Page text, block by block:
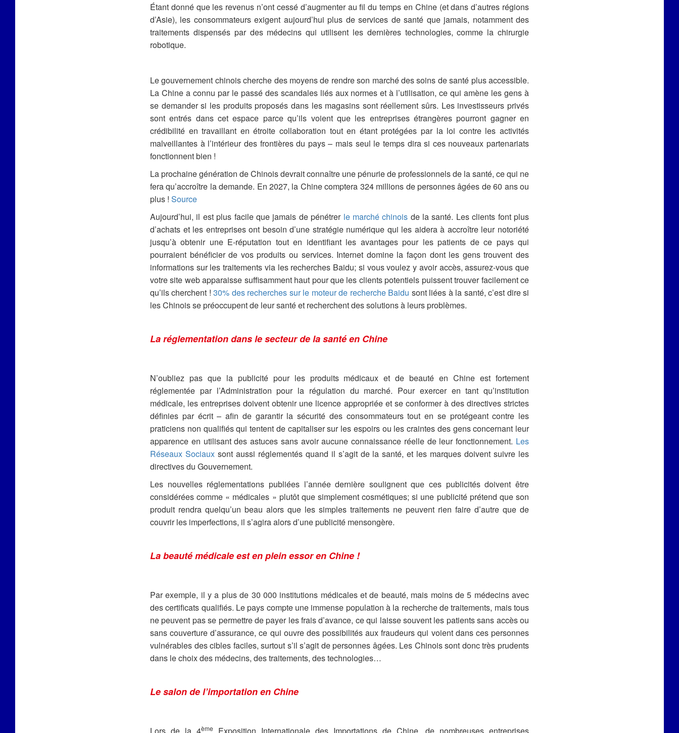
Étant donné que les revenus n’ont cessé d’augmenter au fil du temps en Chine (et dans d’autres régions
d’Asie), les consommateurs exigent aujourd’hui plus de services de santé que jamais, notamment des
traitements dispensés par des médecins qui utilisent les dernières technologies, comme la chirurgie
robotique.
Le gouvernement chinois cherche des moyens de rendre son marché des soins de santé plus accessible.
La Chine a connu par le passé des scandales liés aux normes et à l’utilisation, ce qui amène les gens à
se demander si les produits proposés dans les magasins sont réellement sûrs. Les investisseurs privés
sont entrés dans cet espace parce qu’ils voient que les entreprises étrangères pourront gagner en
crédibilité en travaillant en étroite collaboration tout en étant protégées par la loi contre les activités
malveillantes à l’intérieur des frontières du pays – mais seul le temps dira si ces nouveaux partenariats
fonctionnent bien !
La prochaine génération de Chinois devrait connaître une pénurie de professionnels de la santé, ce qui ne
fera qu’accroître la demande. En 2027, la Chine comptera 324 millions de personnes âgées de 60 ans ou
plus ! Source
Aujourd’hui, il est plus facile que jamais de pénétrer le marché chinois de la santé. Les clients font plus
d’achats et les entreprises ont besoin d’une stratégie numérique qui les aidera à accroître leur notoriété
jusqu’à obtenir une E-réputation tout en identifiant les avantages pour les patients de ce pays qui
pourraient bénéficier de vos produits ou services. Internet domine la façon dont les gens trouvent des
informations sur les traitements via les recherches Baidu; si vous voulez y avoir accès, assurez-vous que
votre site web apparaisse suffisamment haut pour que les clients potentiels puissent trouver facilement ce
qu’ils cherchent !30% des recherches sur le moteur de recherche Baidu sont liées à la santé, c’est dire si
les Chinois se préoccupent de leur santé et recherchent des solutions à leurs problèmes.
La réglementation dans le secteur de la santé en Chine
N’oubliez pas que la publicité pour les produits médicaux et de beauté en Chine est fortement
réglementée par l’Administration pour la régulation du marché. Pour exercer en tant qu’institution
médicale, les entreprises doivent obtenir une licence appropriée et se conformer à des directives strictes
définies par écrit – afin de garantir la sécurité des consommateurs tout en se protégeant contre les
praticiens non qualifiés qui tentent de capitaliser sur les espoirs ou les craintes des gens concernant leur
apparence en utilisant des astuces sans avoir aucune connaissance réelle de leur fonctionnement. Les
Réseaux Sociauxsont aussi réglementés quand il s’agit de la santé, et les marques doivent suivre les
directives du Gouvernement.
Les nouvelles réglementations publiées l’année dernière soulignent que ces publicités doivent être
considérées comme « médicales » plutôt que simplement cosmétiques; si une publicité prétend que son
produit rendra quelqu’un beau alors que les simples traitements ne peuvent rien faire d’autre que de
couvrir les imperfections, il s’agira alors d’une publicité mensongère.
La beauté médicale est en plein essor en Chine !
Par exemple, il y a plus de 30 000 institutions médicales et de beauté, mais moins de 5 médecins avec
des certificats qualifiés. Le pays compte une immense population à la recherche de traitements, mais tous
ne peuvent pas se permettre de payer les frais d’avance, ce qui laisse souvent les patients sans accès ou
sans couverture d’assurance, ce qui ouvre des possibilités aux fraudeurs qui voient dans ces personnes
vulnérables des cibles faciles, surtout s’il s’agit de personnes âgées. Les Chinois sont donc très prudents
dans le choix des médecins, des traitements, des technologies…
Le salon de l’importation en Chine
Lors de la 4ème Exposition Internationale des Importations de Chine, de nombreuses entreprises